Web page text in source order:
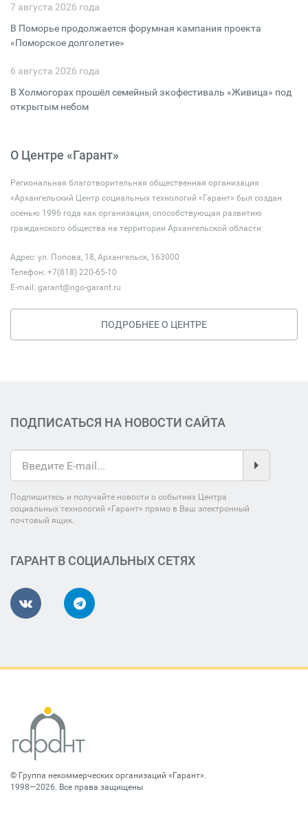
7 августа 2026 года
В Поморье продолжается форумная кампания проекта
«Поморское долголетие»
6 августа 2026 года
В Холмогорах прошёл семейный экофестиваль «Живица» под
открытым небом
О Центре «Гарант»
Региональная благотворительная общественная организация
«Архангельский Центр социальных технологий «Гарант» был создан
осенью 1996 года как организация, способствующая развитию
гражданского общества на территории Архангельской области
Адрес: ул. Попова, 18, Архангельск, 163000
Телефон: +7(818) 220-65-10
E-mail: garant@ngo-garant.ru
ПОДРОБНЕЕ О ЦЕНТРЕ
ПОДПИСАТЬСЯ НА НОВОСТИ САЙТА
Подпишитесь и получайте новости о событиях Центра
социальных технологий «Гарант» прямо в Ваш электронный
почтовый ящик.
ГАРАНТ В СОЦИАЛЬНЫХ СЕТЯХ
© Группа некоммерческих организаций «Гарант».
1998—2026. Все права защищены